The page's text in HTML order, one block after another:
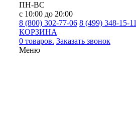
ПН-ВС
с 10:00 до 20:00
8 (800) 302-77-06 8 (499) 348-15-11
КОРЗИНА
0 товаров. Заказать звонок
Меню